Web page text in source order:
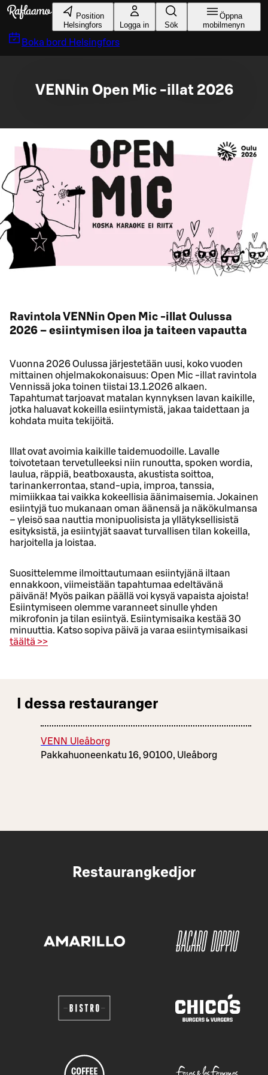
Gå till huvudinnehållet
Position
Helsingfors
Logga in Sök
Öppna
mobilmenyn
Boka bord Helsingfors
VENNin Open Mic -illat 2026
Ravintola VENNin Open Mic -illat Oulussa
2026 – esiintymisen iloa ja taiteen vapautta
Vuonna 2026 Oulussa järjestetään uusi, koko vuoden
mittainen ohjelmakokonaisuus: Open Mic -illat ravintola
Vennissä joka toinen tiistai 13.1.2026 alkaen.
Tapahtumat tarjoavat matalan kynnyksen lavan kaikille,
jotka haluavat kokeilla esiintymistä, jakaa taidettaan ja
kohdata muita tekijöitä.
Illat ovat avoimia kaikille taidemuodoille. Lavalle
toivotetaan tervetulleeksi niin runoutta, spoken wordia,
laulua, räppiä, beatboxausta, akustista soittoa,
tarinankerrontaa, stand-upia, improa, tanssia,
mimiikkaa tai vaikka kokeellisia äänimaisemia. Jokainen
esiintyjä tuo mukanaan oman äänensä ja näkökulmansa
– yleisö saa nauttia monipuolisista ja yllätyksellisistä
esityksistä, ja esiintyjät saavat turvallisen tilan kokeilla,
harjoitella ja loistaa.
Suosittelemme ilmoittautumaan esiintyjänä iltaan
ennakkoon, viimeistään tapahtumaa edeltävänä
päivänä! Myös paikan päällä voi kysyä vapaista ajoista!
Esiintymiseen olemme varanneet sinulle yhden
mikrofonin ja tilan esiintyä. Esiintymisaika kestää 30
minuuttia. Katso sopiva päivä ja varaa esiintymisaikasi
täältä >>
I dessa restauranger
VENN Uleåborg
Pakkahuoneenkatu 16, 90100, Uleåborg
Restaurangkedjor